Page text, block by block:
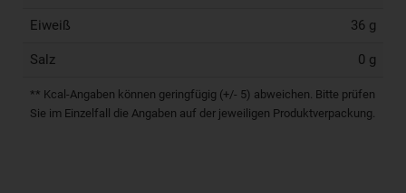
Eiweiß 36 g
Salz 0 g
** Kcal-Angaben können geringfügig (+/- 5) abweichen. Bitte prüfen
Sie im Einzelfall die Angaben auf der jeweiligen Produktverpackung.